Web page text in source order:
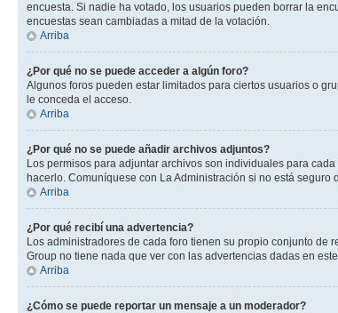
encuesta. Si nadie ha votado, los usuarios pueden borrar la
encuestas sean cambiadas a mitad de la votación.
Arriba
¿Por qué no se puede acceder a algún foro?
Algunos foros pueden estar limitados para ciertos usuarios o
le conceda el acceso.
Arriba
¿Por qué no se puede añadir archivos adjuntos?
Los permisos para adjuntar archivos son individuales para
hacerlo. Comuníquese con La Administración si no está
Arriba
¿Por qué recibí una advertencia?
Los administradores de cada foro tienen su propio conjunto
Group no tiene nada que ver con las advertencias dadas en
Arriba
¿Cómo se puede reportar un mensaje a un moderador?